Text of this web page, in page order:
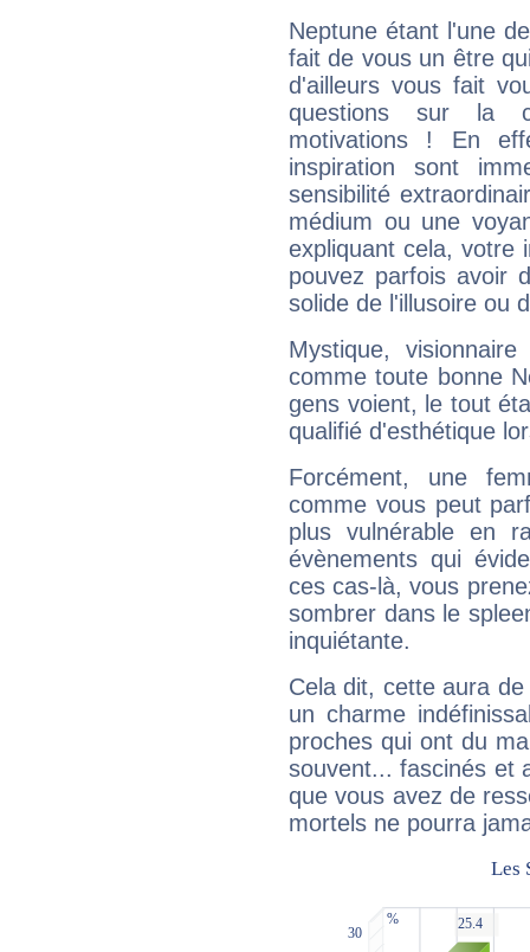
Neptune étant l'une
fait de vous un être
d'ailleurs vous fait
questions sur la
motivations ! En
inspiration sont
sensibilité
médium ou une
expliquant cela, votre
pouvez parfois avoir
solide de l'illusoire ou
Mystique,
comme toute bonne
gens voient, le tout
qualifié d'esthétique
Forcément, une
comme vous peut
plus vulnérable en
évènements qui
ces cas-là, vous
sombrer dans le
inquiétante.
Cela dit, cette aura
un charme
proches qui ont du
souvent... fascinés et
que vous avez de
mortels ne pourra